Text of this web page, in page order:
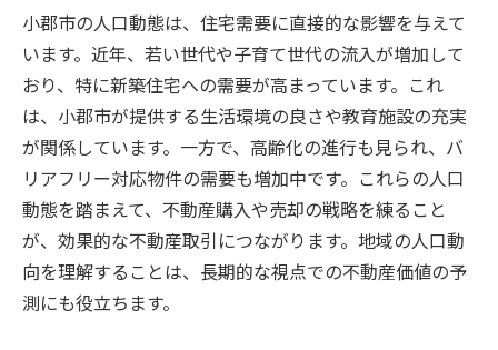
不動産会社を通じた地域イベント情報
地域コミュニティとのつながりを活かす
長期的な生活プランに基づく情報収集
安心の住宅購入地域のプロを選ぶメリット
地域のプロフェッショナルが持つ知識と経
験
不動産取引における安心感の確保
地域特有の法律や規制への対応
交渉力と価格設定の最適化
小郡市の人口動態は、住宅需要に直接的な影響を与えて
います。近年、若い世代や子育て世代の流入が増加して
おり、特に新築住宅への需要が高まっています。これ
は、小郡市が提供する生活環境の良さや教育施設の充実
が関係しています。一方で、高齢化の進行も見られ、バ
リアフリー対応物件の需要も増加中です。これらの人口
動態を踏まえて、不動産購入や売却の戦略を練ること
が、効果的な不動産取引につながります。地域の人口動
向を理解することは、長期的な視点での不動産価値の予
測にも役立ちます。